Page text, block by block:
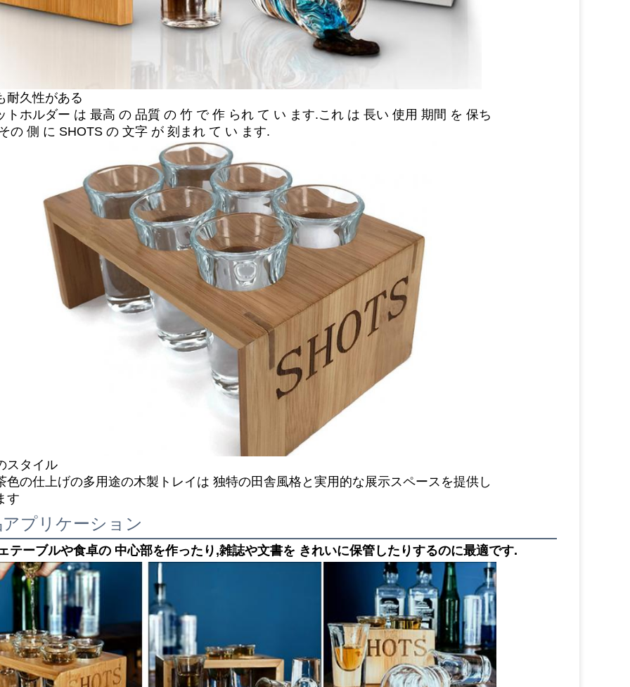
耐久性がある
トホルダー は 最高 の 品質 の 竹 で 作 られ て い ます.これ は 長い 使用 期間 を 保ち
の 側 に SHOTS の 文字 が 刻まれ て い ます.
スタイル
色の仕上げの多用途の木製トレイは 独特の田舎風格と実用的な展示スペースを提供し
す
プリケーション
テーブルや食卓の 中心部を作ったり,雑誌や文書を きれいに保管したりするのに最適です.